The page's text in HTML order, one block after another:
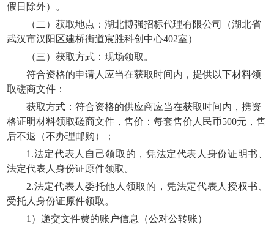
假日除外）
。
（二）获取地点：湖北博强招标代理有限公司（湖北省
武汉市汉阳区建桥街道宸胜科创中心402室）
（三）获取方式：现场领取。
符合资格的申请人应当在获取时间内，提供以下材料领
取磋商文件：
获取方式：符合资格的供应商应当在获取时间内，携资
格证明材料领取磋商文件，售价：每套售价人民币500元，售
后不退（不办理邮购）
；
1.法定代表人自己领取的，凭法定代表人身份证明书、
法定代表人身份证原件领取。
2.法定代表人委托他人领取的，凭法定代表人授权书、
受托人身份证原件领取。
1）递交文件费的账户信息（公对公转账）